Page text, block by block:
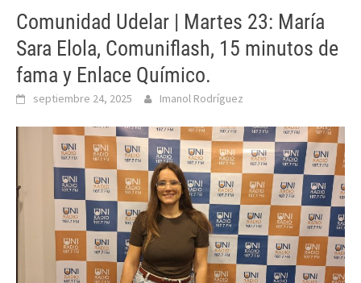
Comunidad Udelar | Martes 23: María
Sara Elola, Comuniflash, 15 minutos de
fama y Enlace Químico.
septiembre 24, 2025 Imanol Rodríguez